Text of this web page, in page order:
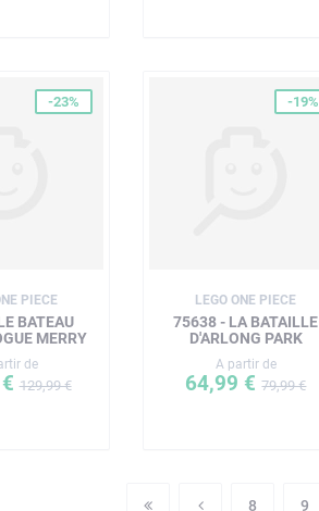
-23%
PIECE
BATEAU
MERRY
de
€129,99 €
-19%
LEGO ONE PIECE
75638 - LA BATAILLE
D'ARLONG PARK
A partir de
64,99 €79,99 €
8 9